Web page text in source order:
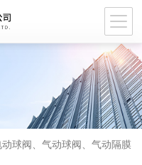
球阀、气动球阀、气动隔膜